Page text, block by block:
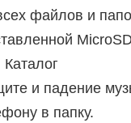
файлов и
Каталог
и падение
в папку.